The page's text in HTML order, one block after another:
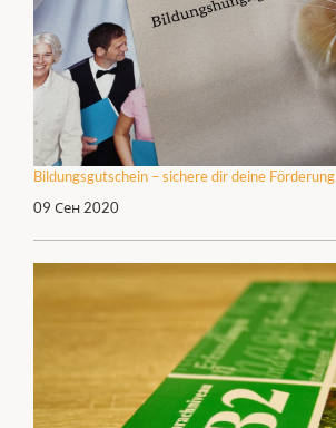
Bildungsgutschein – sichere dir deine Förderung
09 Сен 2020